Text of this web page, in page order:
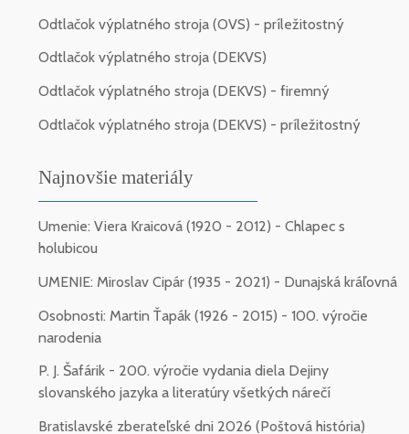
Odtlačok výplatného stroja (OVS) - príležitostný
Odtlačok výplatného stroja (DEKVS)
Odtlačok výplatného stroja (DEKVS) - firemný
Odtlačok výplatného stroja (DEKVS) - príležitostný
Najnovšie materiály
Umenie: Viera Kraicová (1920 - 2012) - Chlapec s
holubicou
UMENIE: Miroslav Cipár (1935 - 2021) - Dunajská kráľovná
Osobnosti: Martin Ťapák (1926 - 2015) - 100. výročie
narodenia
P. J. Šafárik - 200. výročie vydania diela Dejiny
slovanského jazyka a literatúry všetkých nárečí
Bratislavské zberateľské dni 2026 (Poštová história)